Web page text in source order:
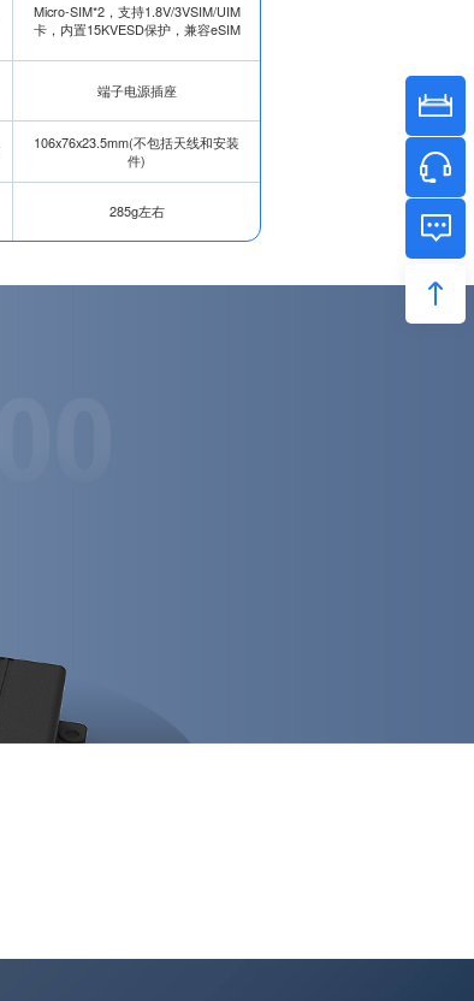
Micro-SIM*2，支持1.8V/3VSIM/UIM
卡，内置15KVESD保护，兼容eSIM
端子电源插座
106x76x23.5mm(不包括天线和安装
件)
285g左右